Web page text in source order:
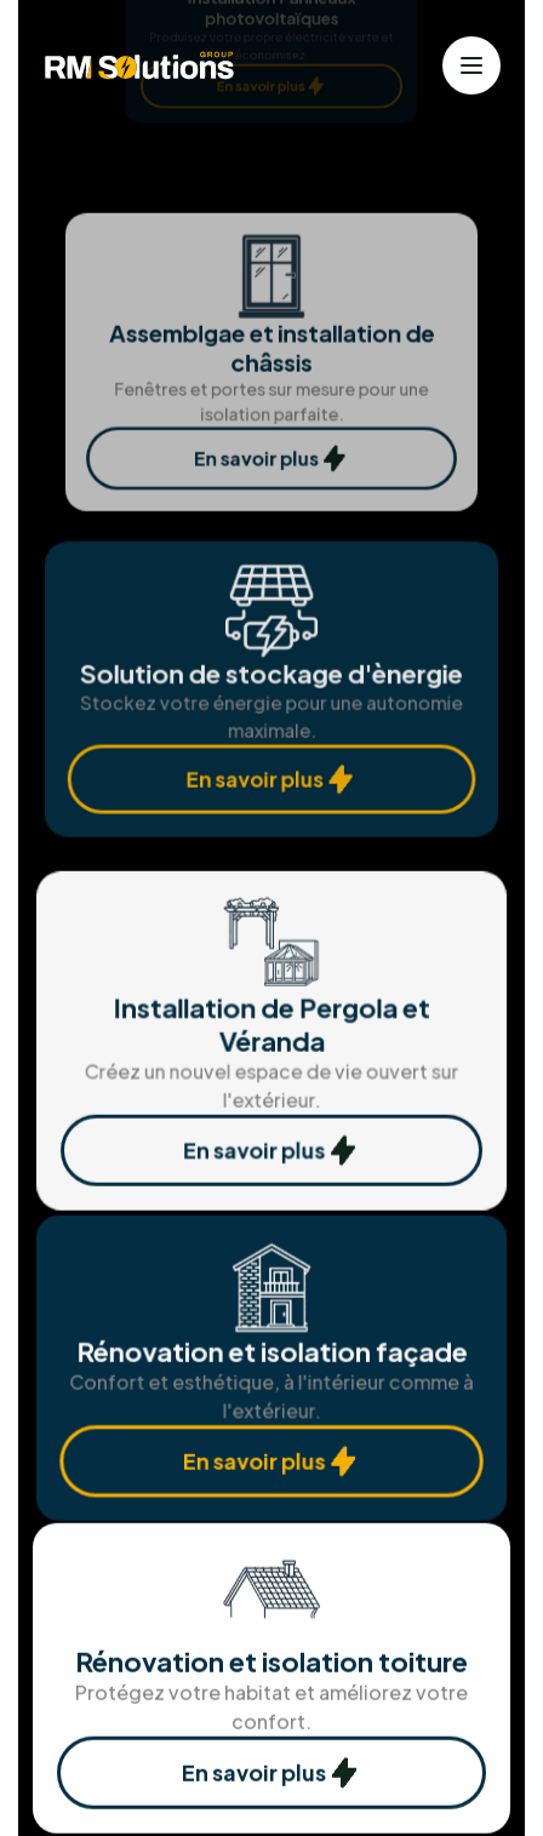
dévouement envers nos clients, nous nous efforçons
d'atteindre l'excellence à chaque étape.
Nos services
Solutions solaires personnalisées
pourune énergie durable
énergies renouvelables pour bâtir un avenir
durable. Animés par la passion des solutions
propres et notre dévouement envers nos clients,
nous nous efforçons d'atteindre l'excellence à
chaque étape.
Installation Panneaux
photovoltaïques
Produisez votre propre électricité verte et
économisez.
En savoir plus
Assemblgae et installation de
châssis
Fenêtres et portes sur mesure pour une
isolation parfaite.
En savoir plus
Solution de stockage d'ènergie
maximale.